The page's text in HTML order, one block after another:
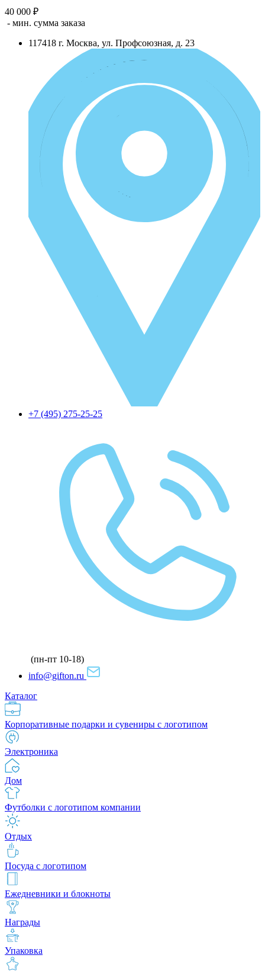
40 000 ₽
- мин. сумма заказа
117418 г. Москва, ул. Профсоюзная, д. 23
+7 (495) 275-25-25
(пн-пт 10-18)
info@gifton.ru
Каталог
Корпоративные подарки и сувениры с логотипом
Электроника
Дом
Футболки с логотипом компании
Отдых
Посуда с логотипом
Ежедневники и блокноты
Награды
Упаковка